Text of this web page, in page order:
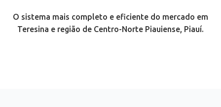
O sistema mais completo e eficiente do mercado em
Teresina e região de Centro-Norte Piauiense, Piauí.